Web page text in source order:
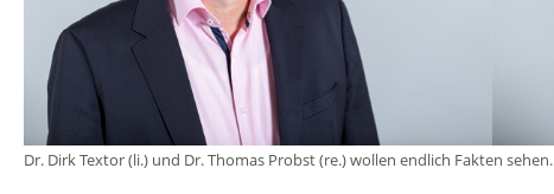
Dr. Dirk Textor (li.) und Dr. Thomas Probst (re.) wollen endlich Fakten sehen.